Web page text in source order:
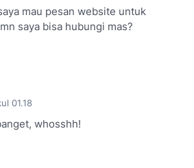
mau pesan website untuk
saya bisa hubungi mas?
01.18
whosshh!